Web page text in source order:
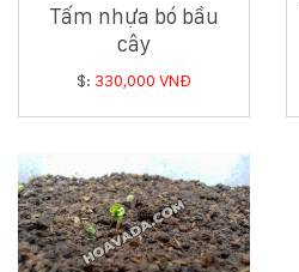
Hotline
:
0931.914.968
Tấm nhựa bó bầu
cây
$: 330,000 VNĐ